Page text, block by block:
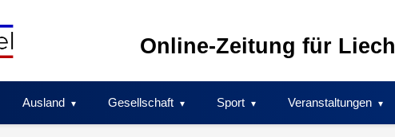
Online-Zeitung für
Ausland Gesellschaft Sport Veranstaltungen